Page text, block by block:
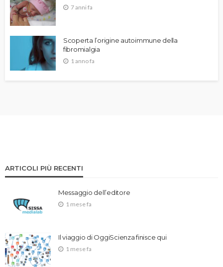
7 anni fa
Scoperta l’origine autoimmune della
fibromialgia
1 anno fa
ARTICOLI PIÙ RECENTI
Messaggio dell’editore
1 mese fa
Il viaggio di OggiScienza finisce qui
1 mese fa